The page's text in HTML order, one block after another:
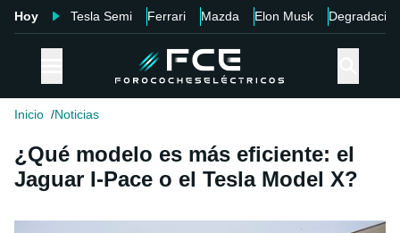
Hoy Tesla Semi Ferrari Mazda Elon Musk Degradación
Inicio Noticias
¿Qué modelo es más eficiente: el
Jaguar I-Pace o el Tesla Model X?